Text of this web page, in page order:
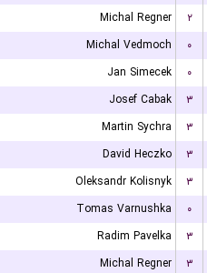
Michal Regner
۲
Michal Vedmoch
۰
Jan Simecek
۰
Josef Cabak
۳
Martin Sychra
۳
David Heczko
۳
Oleksandr Kolisnyk
۳
Tomas Varnushka
۰
Radim Pavelka
۳
Michal Regner
۳